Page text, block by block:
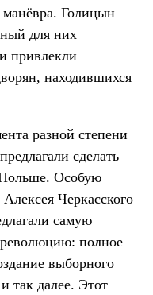
манёвра. Голицын
для них
привлекли
находившихся
разной степени
сделать
Особую
Черкасского
самую
полное
выборного
так далее. Этот